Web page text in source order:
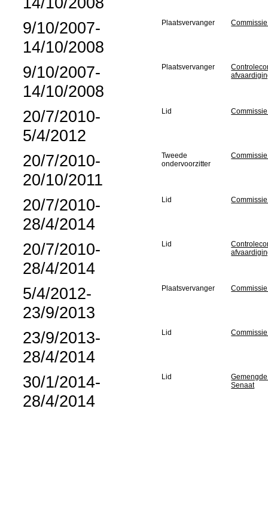
9/10/2007-
14/10/2008
Plaatsvervanger
9/10/2007-
14/10/2008
Plaatsvervanger
20/7/2010-
5/4/2012
Lid
20/7/2010-
20/10/2011
Tweede
ondervoorzitter
20/7/2010-
28/4/2014
Lid
20/7/2010-
28/4/2014
Lid
5/4/2012-
23/9/2013
Plaatsvervanger
23/9/2013-
28/4/2014
Lid
30/1/2014-
28/4/2014
Lid
Senaat